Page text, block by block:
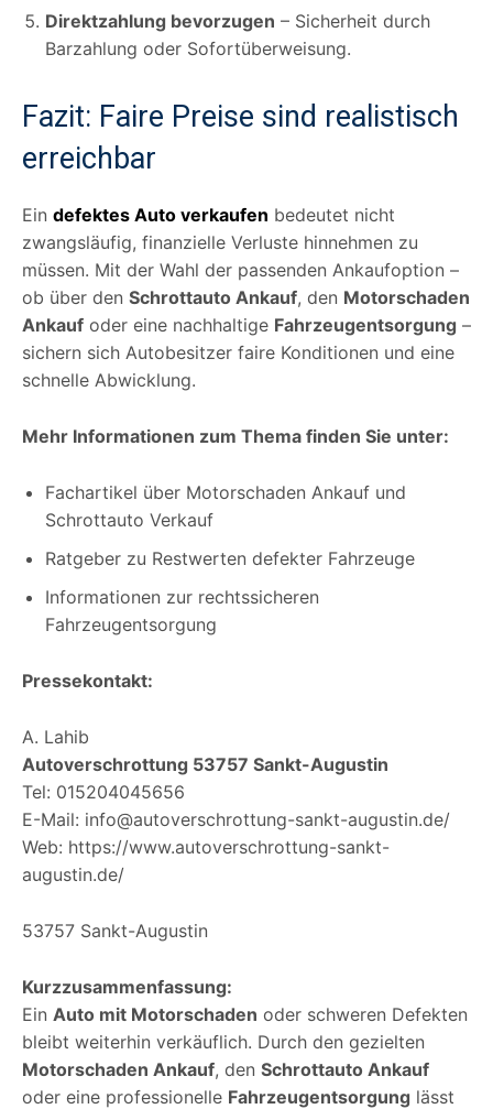
Direktzahlung bevorzugen – Sicherheit durch
Barzahlung oder Sofortüberweisung.
Fazit: Faire Preise sind realistisch
erreichbar
Ein defektes Auto verkaufen bedeutet nicht
zwangsläufig, finanzielle Verluste hinnehmen zu
müssen. Mit der Wahl der passenden Ankaufoption –
ob über den Schrottauto Ankauf, den Motorschaden
Ankauf oder eine nachhaltige Fahrzeugentsorgung –
sichern sich Autobesitzer faire Konditionen und eine
schnelle Abwicklung.
Mehr Informationen zum Thema finden Sie unter:
Fachartikel über Motorschaden Ankauf und
Schrottauto Verkauf
Ratgeber zu Restwerten defekter Fahrzeuge
Informationen zur rechtssicheren
Fahrzeugentsorgung
Pressekontakt:
A. Lahib
Autoverschrottung 53757 Sankt-Augustin
Tel: 015204045656
E-Mail: info@autoverschrottung-sankt-augustin.de/
Web: https://www.autoverschrottung-sankt-
augustin.de/
53757 Sankt-Augustin
Kurzzusammenfassung:
Ein Auto mit Motorschaden oder schweren Defekten
bleibt weiterhin verkäuflich. Durch den gezielten
Motorschaden Ankauf, den Schrottauto Ankauf
oder eine professionelle Fahrzeugentsorgung lässt